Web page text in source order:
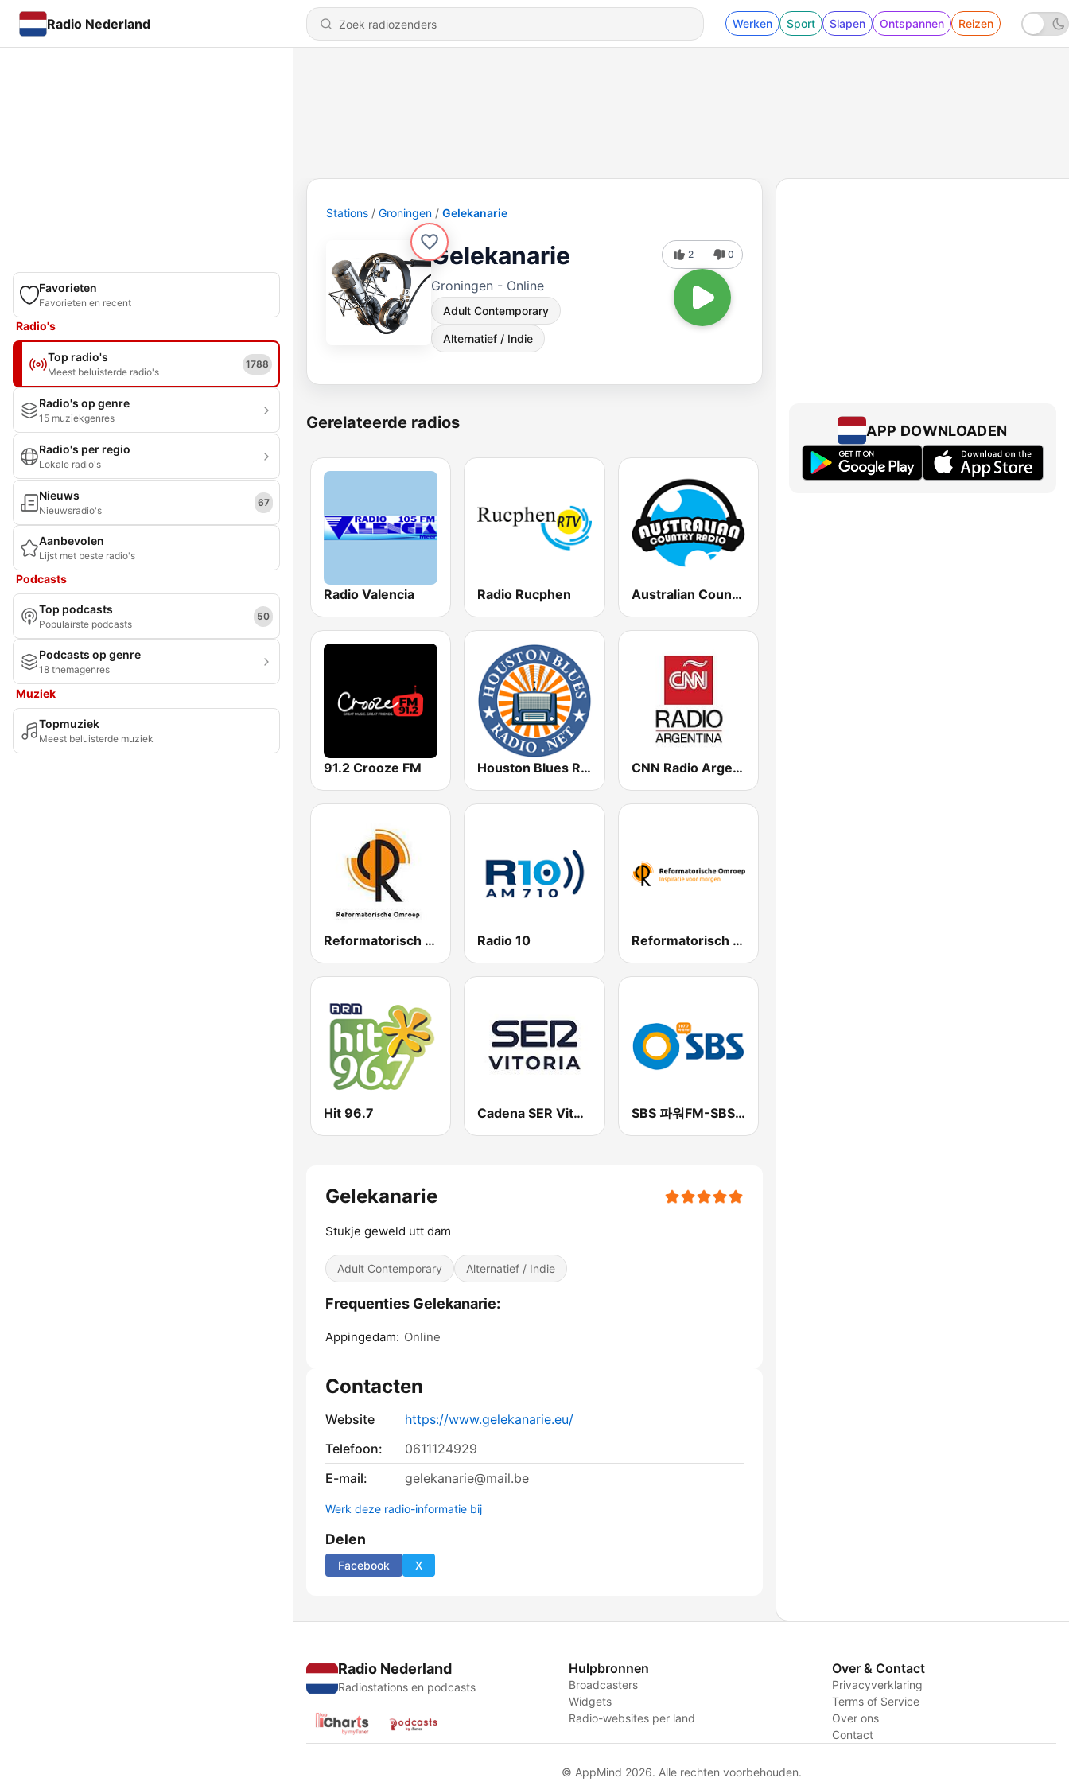
Radio Nederland Werken Sport Slapen Ontspannen Reizen
Favorieten
Favorieten en recent
Radio's
Top radio's
Meest beluisterde radio's
1788
Radio's op genre
15 muziekgenres
Radio's per regio
Lokale radio's
Nieuws
Nieuwsradio's
67
Aanbevolen
Lijst met beste radio's
Podcasts
Top podcasts
Populairste podcasts
50
Podcasts op genre
18 themagenres
Muziek
Topmuziek
Meest beluisterde muziek
Stations Groningen Gelekanarie
Gelekanarie
Groningen - Online
Adult Contemporary
Alternatief / Indie
2 0
Gerelateerde radios
Radio Valencia Radio Rucphen Australian Country Radio
91.2 Crooze FM Houston Blues Radio CNN Radio Argentina
Reformatorisch Omroep 2 Radio 10 Reformatorisch Omroep 3
Hit 96.7 Cadena SER Vitoria SBS 파워FM-SBS 라디오
Gelekanarie
Stukje geweld utt dam
Adult Contemporary Alternatief / Indie
Frequenties Gelekanarie:
Appingedam: Online
Contacten
Website
https://www.gelekanarie.eu/
Telefoon:
0611124929
E-mail:
gelekanarie@mail.be
Werk deze radio-informatie bij
Delen
Facebook X
APP DOWNLOADEN
Radio Nederland
Radiostations en podcasts
Hulpbronnen
Broadcasters
Widgets
Radio-websites per land
Over & Contact
Privacyverklaring
Terms of Service
Over ons
Contact
© AppMind 2026. Alle rechten voorbehouden.